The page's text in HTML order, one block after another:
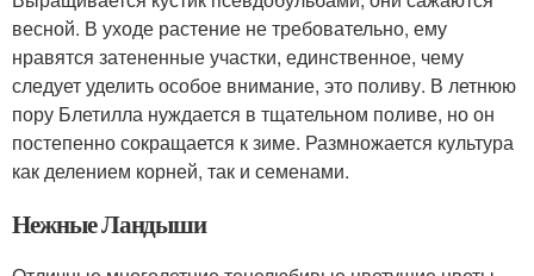
весной. В уходе растение не требовательно, ему
нравятся затененные участки, единственное, чему
следует уделить особое внимание, это поливу. В летнюю
пору Блетилла нуждается в тщательном поливе, но он
постепенно сокращается к зиме. Размножается культура
как делением корней, так и семенами.
Нежные Ландыши